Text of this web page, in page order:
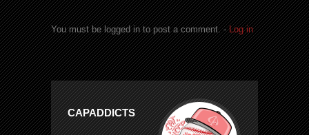
You must be logged in to post a comment. -Log in
CAPADDICTS